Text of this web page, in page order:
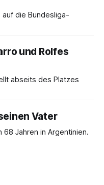
die Bundesliga-
und Rolfes
abseits des Platzes
Vater
Jahren in Argentinien.